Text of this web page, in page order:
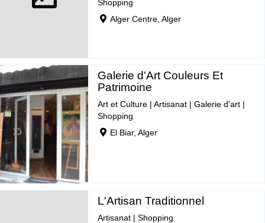
Shopping
Alger Centre, Alger
Galerie d'Art Couleurs Et
Patrimoine
Art et Culture |Artisanat |Galerie d'art |
Shopping
El Biar, Alger
L'Artisan Traditionnel
Artisanat |Shopping